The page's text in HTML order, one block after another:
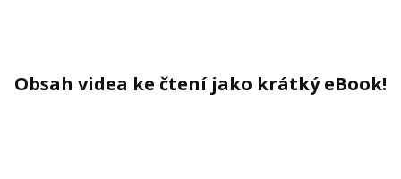
Obsah videa ke čtení jako krátký eBook!